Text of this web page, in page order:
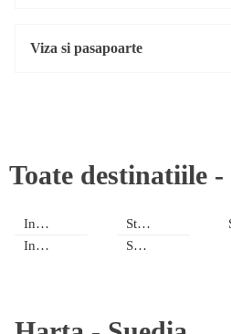
Viza si pasapoarte
Toate destinatiile -
Insula Gotland
Insula Oland
Stockholm
Suedia